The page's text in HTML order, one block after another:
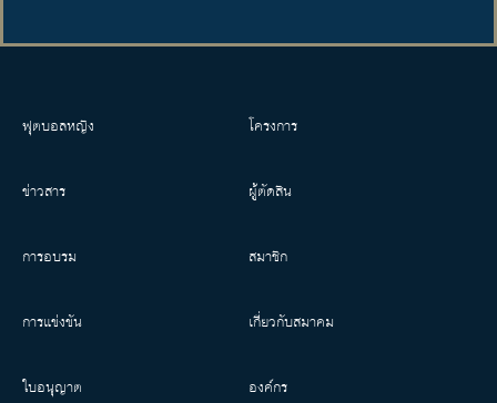
ฟุตบอลหญิง โครงการ
ข่าวสาร ผู้ตัดสิน
การอบรม สมาชิก
การแข่งขัน เกี่ยวกับสมาคม
ใบอนุญาต องค์กร